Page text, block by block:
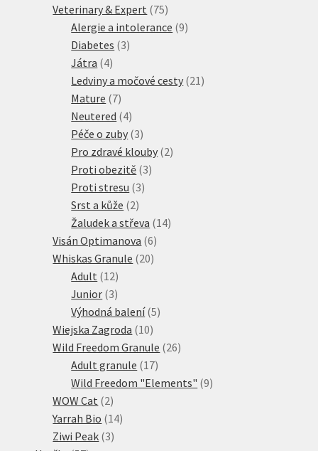
Veterinary & Expert 7575
produktů
Alergie a intolerance 99
Diabetes 33
Játra 44
produkty
Ledviny a močové cesty 21 21
Mature 77
produktů
Neutered 44
produkty
Péče o zuby 33
produkty
Pro zdravé klouby 22
Proti obezitě 33
Proti stresu 33
Srst a kůže 22
produkty
Žaludek a střeva 1414
Visán Optimanova 66
produktů
Whiskas Granule 2020
Adult 1212
produktů
Junior 33
produkty
Výhodná balení 55
Wiejska Zagroda 1010
produktů
Wild Freedom Granule 2626
Adult granule 1717
produktů
Wild Freedom "Elements" 99
WOW Cat 22
produkty
Yarrah Bio 1414
Ziwi Peak 33